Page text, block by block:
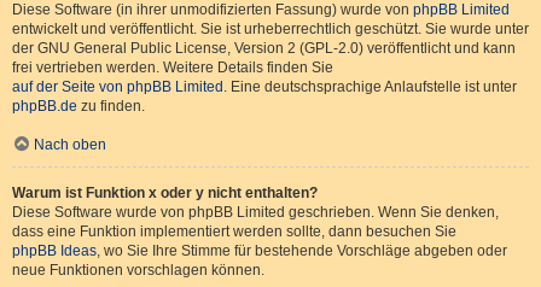
Diese Software (in ihrer unmodifizierten Fassung) wurde von phpBB Limited
entwickelt und veröffentlicht. Sie ist urheberrechtlich geschützt. Sie wurde unter
der GNU General Public License, Version 2 (GPL-2.0) veröffentlicht und kann
frei vertrieben werden. Weitere Details finden Sie
auf der Seite von phpBB Limited . Eine deutschsprachige Anlaufstelle ist unter
phpBB.de zu finden.
Nach oben
Warum ist Funktion x oder y nicht enthalten?
Diese Software wurde von phpBB Limited geschrieben. Wenn Sie denken,
dass eine Funktion implementiert werden sollte, dann besuchen Sie
phpBB Ideas, wo Sie Ihre Stimme für bestehende Vorschläge abgeben oder
neue Funktionen vorschlagen können.